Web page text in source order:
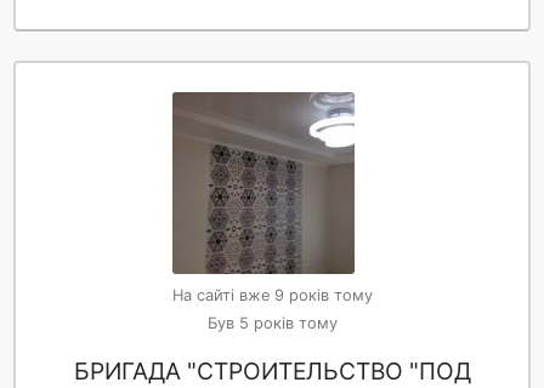
На сайті вже 9 років тому
Був 5 років тому
БРИГАДА "СТРОИТЕЛЬСТВО "ПОД